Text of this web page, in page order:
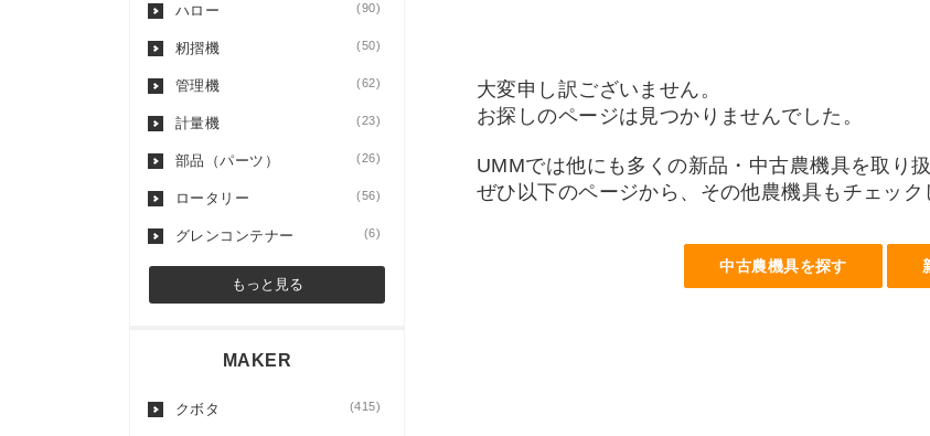
大変申し訳ございません。
お探しのページは見つかりませんでした。
UMMでは他にも多くの新品・中古農機具を取り
ぜひ以下のページから、その他農機具もチェック
中古農機具を探す
ハロー (90)
籾摺機 (50)
管理機 (62)
計量機 (23)
部品（パーツ） (26)
ロータリー (56)
グレンコンテナー (6)
もっと見る
MAKER
クボタ (415)